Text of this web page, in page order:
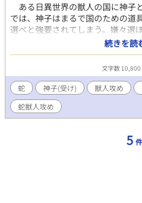
ある日異世界の獣人の国に神子
では、神子はまるで国のための道
選べと強要されてしまう。嫌々選
配している獣人と出会って……？
代の趣味で「身体改造（筋肉では
（舌を二股に割く身体改造の一
お読みください。
続きを読
文字数 10,800
蛇 神子(受け) 獣人攻め
蛇獣人攻め
5 件